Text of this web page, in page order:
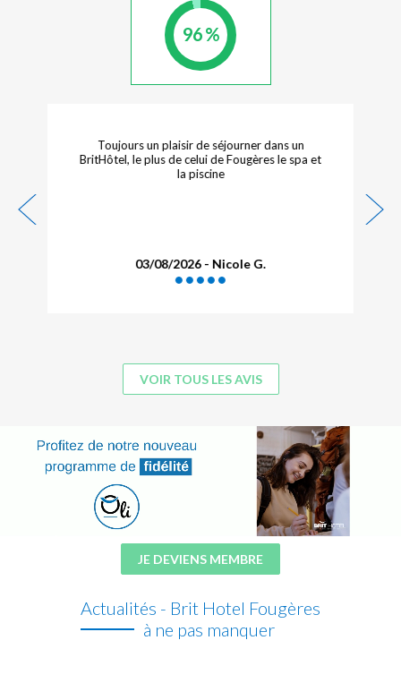
96 %
Fougères le spa et
A refaire. La piscine et la salle de
plus.
03/08/2026 - BOUTEL
VOIR TOUS LES AVIS
JE DEVIENS MEMBRE
Actualités - Brit Hotel Fougères
à ne pas manquer